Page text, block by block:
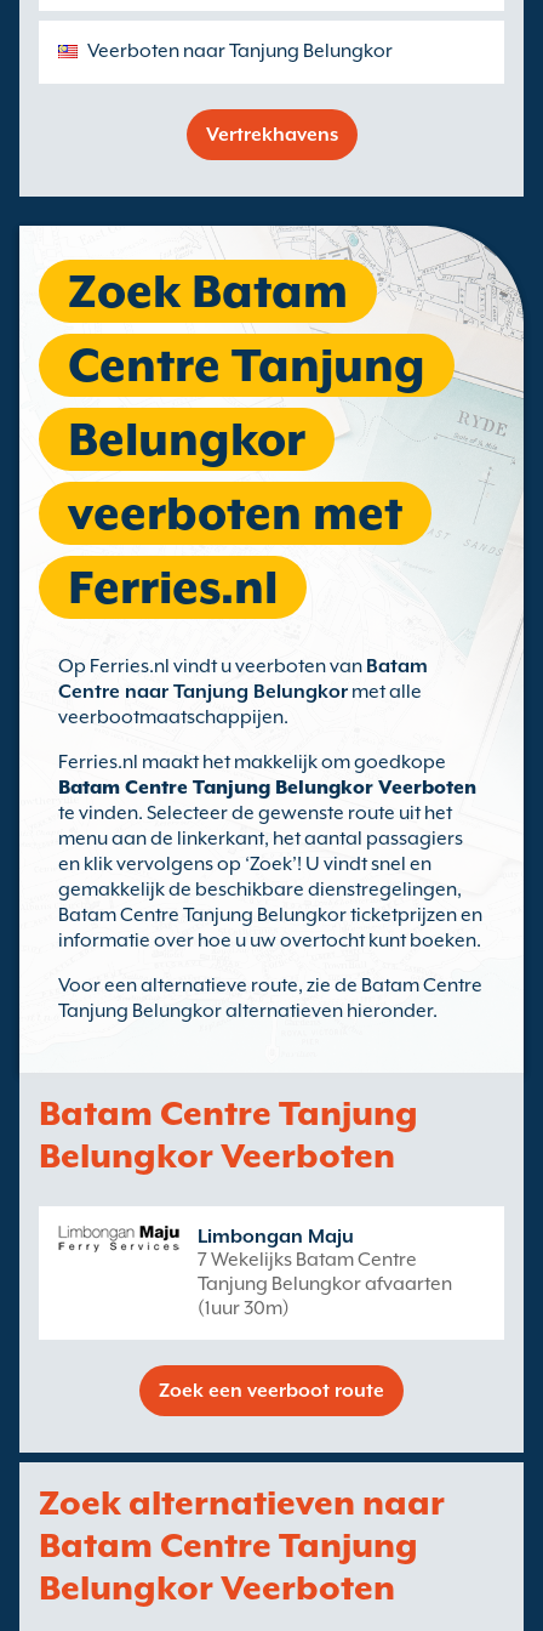
Veerboten naar Tanjung Belungkor
Vertrekhavens
Zoek Batam
Centre Tanjung
Belungkor
veerboten met
Ferries.nl
Op Ferries.nl vindt u veerboten van Batam
Centre naar Tanjung Belungkor met alle
veerbootmaatschappijen.
Ferries.nl maakt het makkelijk om goedkope
Batam Centre Tanjung Belungkor Veerboten
te vinden. Selecteer de gewenste route uit het
menu aan de linkerkant, het aantal passagiers
en klik vervolgens op ‘Zoek’! U vindt snel en
gemakkelijk de beschikbare dienstregelingen,
Batam Centre Tanjung Belungkor ticketprijzen en
informatie over hoe u uw overtocht kunt boeken.
Voor een alternatieve route, zie de Batam Centre
Tanjung Belungkor alternatieven hieronder.
Batam Centre Tanjung
Belungkor Veerboten
Limbongan Maju
7 Wekelijks Batam Centre
Tanjung Belungkor afvaarten
(1uur 30m)
Zoek een veerboot route
Zoek alternatieven naar
Batam Centre Tanjung
Belungkor Veerboten